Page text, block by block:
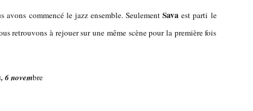
avons commencé le jazz ensemble. SeulementSava est parti le
retrouvons à rejouer sur une même scène pour la première fois
6 novembre